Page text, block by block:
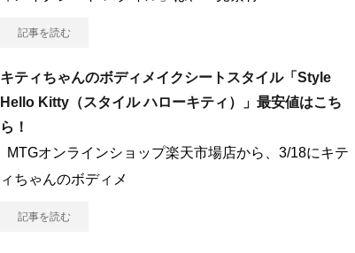
記事を読む
キティちゃんのボディメイクシートスタイル「Style
Hello Kitty（スタイル ハローキティ）」最安値はこち
ら！
MTGオンラインショップ楽天市場店から、3/18にキテ
ィちゃんのボディメ
記事を読む